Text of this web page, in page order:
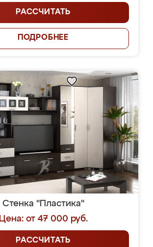
РАССЧИТАТЬ
ПОДРОБНЕЕ
Стенка "Пластика"
Цена: от 47 000 руб.
РАССЧИТАТЬ